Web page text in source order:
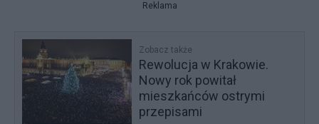
Reklama
Zobacz także
Rewolucja w Krakowie.
Nowy rok powitał
mieszkańców ostrymi
przepisami